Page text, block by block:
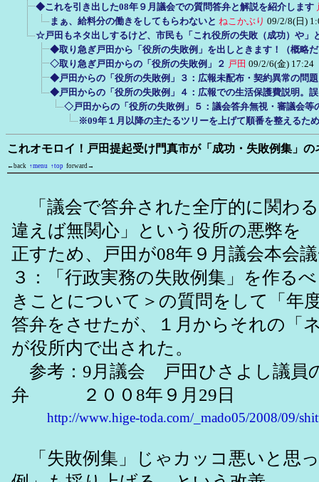
◆これを引き出した08年９月議会での質問答弁と解説を紹介します
まぁ、給料分の働きをしてもらわないと ねこかぶり 09/2/8(日)
☆戸田もネタ出しするけど、市民も「これ役所の失敗（成功）や」
◆取り急ぎ戸田から「役所の失敗例」を出しときます！（概略
◇取り急ぎ戸田からの「役所の失敗例」２ 戸田 09/2/6(金) 17:24
◆戸田からの「役所の失敗例」３：広報未配布・契約異常の問題
◆戸田からの「役所の失敗例」４：広報での生活保護費説明。
◇戸田からの「役所の失敗例」５：議会答弁無視・審議会等
※09年１月以降の主たるツリーを上げて順番を整えるた
これオモロイ！戸田提起受け門真市が「成功・失敗例集」
←back ↑menu ↑top forward→
「議会で答弁された全庁的に関わ
違えば無関心」という役所の悪弊を
正すため、戸田が08年９月議会本会
３：「行政実務の失敗例集」を作るべ
きことについて＞の質問をして「年
答弁をさせたが、１月からそれの「
が役所内で出された。
参考：9月議会 戸田ひさよし議員
弁 ２００8年９月29日
http://www.hige-toda.com/_mado05/2008/09/
「失敗例集」じゃカッコ悪いと思